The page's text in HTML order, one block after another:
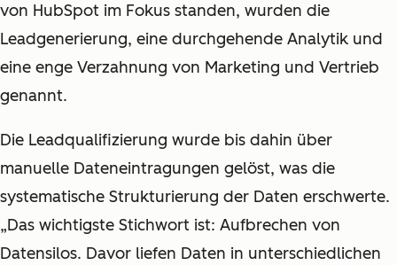
von HubSpot im Fokus standen, wurden die
Leadgenerierung, eine durchgehende Analytik und
eine enge Verzahnung von Marketing und Vertrieb
genannt.
Die Leadqualifizierung wurde bis dahin über
manuelle Dateneintragungen gelöst, was die
systematische Strukturierung der Daten erschwerte.
„Das wichtigste Stichwort ist: Aufbrechen von
Datensilos. Davor liefen Daten in unterschiedlichen